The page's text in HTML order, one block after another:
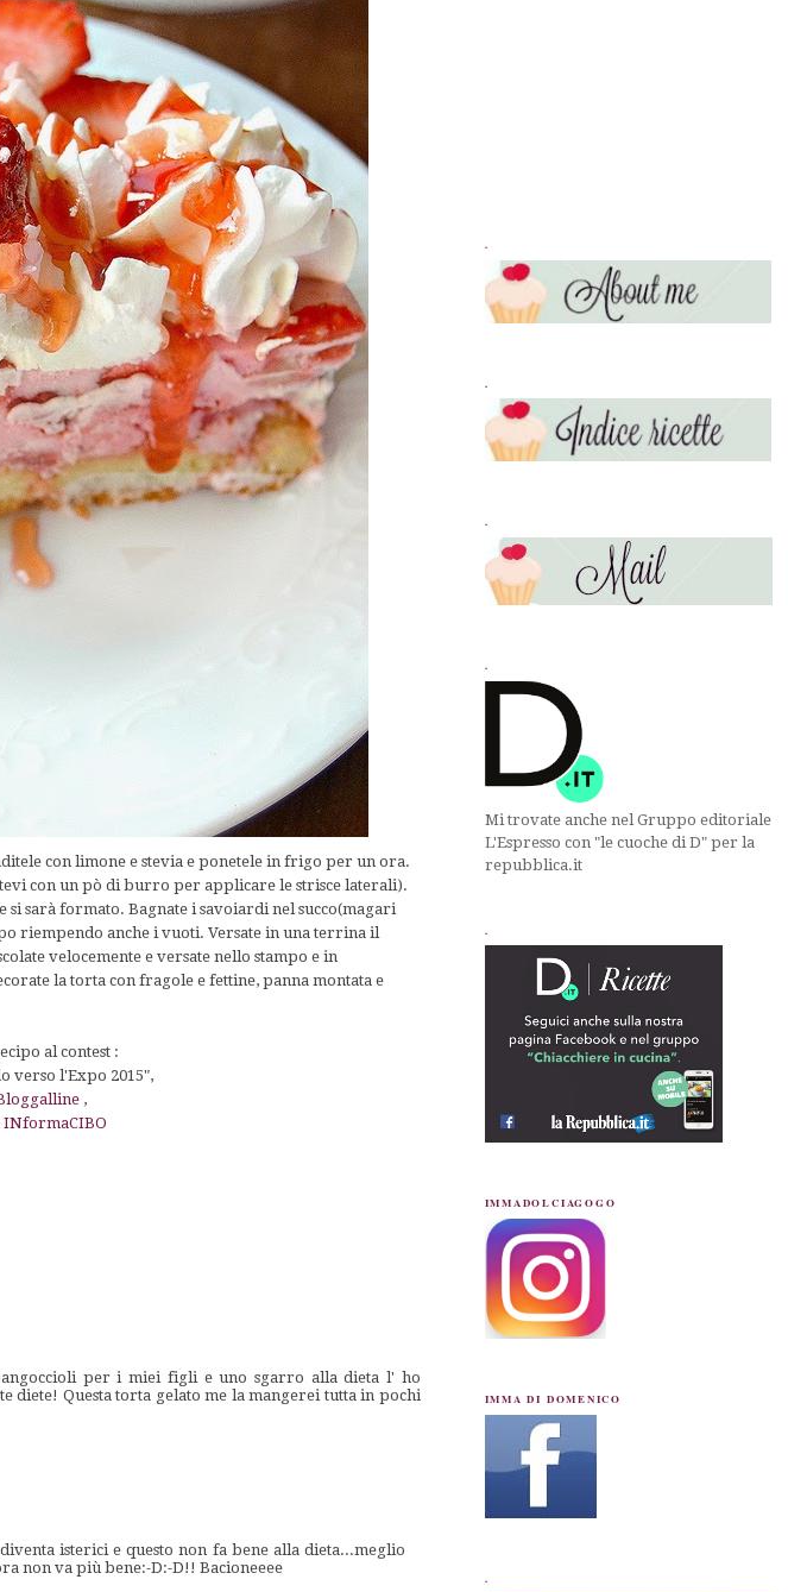
con limone e stevia e ponetele in frigo per un ora.
con un pò di burro per applicare le strisce laterali).
sarà formato. Bagnate i savoiardi nel succo(magari
riempendo anche i vuoti. Versate in una terrina il
velocemente e versate nello stampo e in
la torta con fragole e fettine, panna montata e
al contest :
verso l'Expo 2015",
,
INformaCIBO
per i miei figli e uno sgarro alla dieta l' ho
diete! Questa torta gelato me la mangerei tutta in pochi
isterici e questo non fa bene alla dieta...meglio
non va più bene:-D:-D!! Bacioneeee
.
.
.
.
Mi trovate anche nel Gruppo editoriale
L'Espresso con "le cuoche di D" per la
repubblica.it
.
IMMADOLCIAGOGO
IMMA DI DOMENICO
.